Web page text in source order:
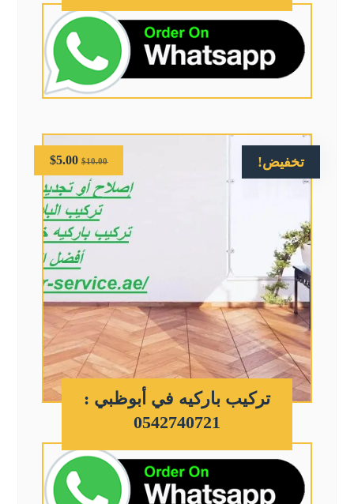
تخفيض!
تركيب باركيه في أبوظبي :
0542740721
$10.00
$5.00